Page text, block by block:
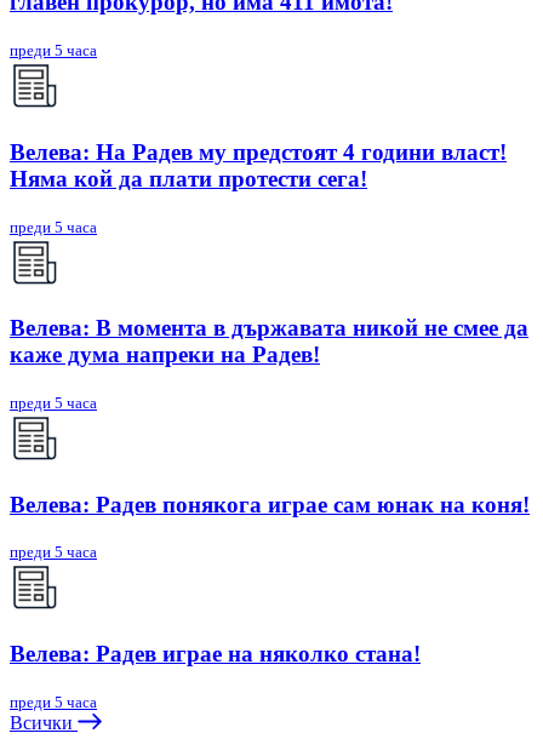
преди 5 часа
Велева: На Радев му предстоят 4 години власт!
Няма кой да плати протести сега!
преди 5 часа
Велева: В момента в държавата никой не смее да
каже дума напреки на Радев!
преди 5 часа
Велева: Радев понякога играе сам юнак на коня!
преди 5 часа
Велева: Радев играе на няколко стана!
преди 5 часа
Всички